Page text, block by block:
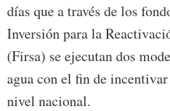
días que a través de los
Inversión para la
(Firsa) se ejecutan dos
agua con el fin de
nivel nacional.